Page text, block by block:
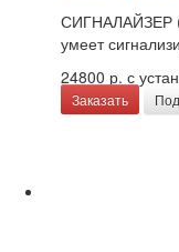
СИГНАЛАЙЗЕР
умеет
24800 р. с
Заказать